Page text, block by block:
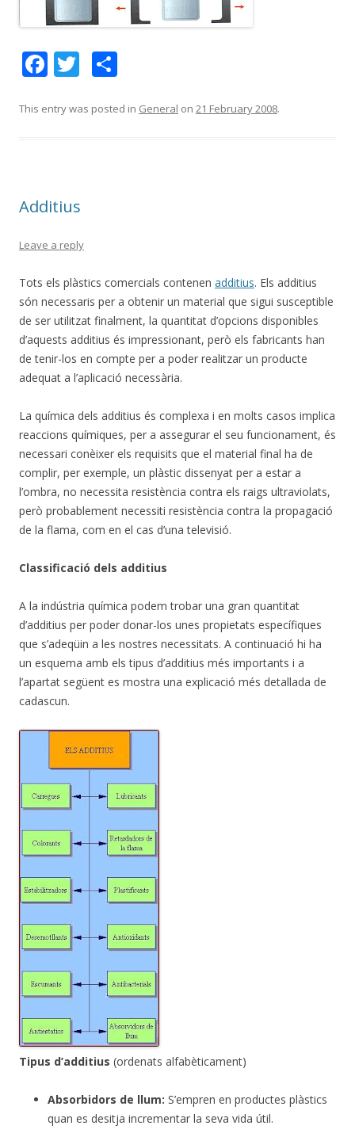
F
e
k
T
itt ar
This entry was posted in General on 21 February 2008.
Additius
Leave a reply
Tots els plàstics comercials contenen additius. Els additius
són necessaris per a obtenir un material que sigui susceptible
de ser utilitzat finalment, la quantitat d’opcions disponibles
d’aquests additius és impressionant, però els fabricants han
de tenir-los en compte per a poder realitzar un producte
adequat a l’aplicació necessària.
La química dels additius és complexa i en molts casos implica
reaccions químiques, per a assegurar el seu funcionament, és
necessari conèixer els requisits que el material final ha de
complir, per exemple, un plàstic dissenyat per a estar a
l’ombra, no necessita resistència contra els raigs ultraviolats,
però probablement necessiti resistència contra la propagació
de la flama, com en el cas d’una televisió.
Classificació dels additius
A la indústria química podem trobar una gran quantitat
d’additius per poder donar-los unes propietats específiques
que s’adeqüin a les nostres necessitats. A continuació hi ha
un esquema amb els tipus d’additius més importants i a
l’apartat següent es mostra una explicació més detallada de
cadascun.
Tipus d’additius (ordenats alfabèticament)
Absorbidors de llum: S’empren en productes plàstics
quan es desitja incrementar la seva vida útil.